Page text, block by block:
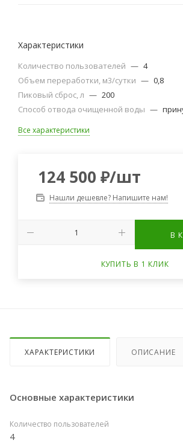
Характеристики
Количество пользователей — 4
Объем переработки, м3/сутки — 0,8
Пиковый сброс, л — 200
Способ отвода очищенной воды —
Все характеристики
124 500 ₽/шт
Нашли дешевле? Напишите нам!
В
КУПИТЬ В 1 КЛИК
ХАРАКТЕРИСТИКИ ОПИСАНИЕ
Основные характеристики
Количество пользователей
4